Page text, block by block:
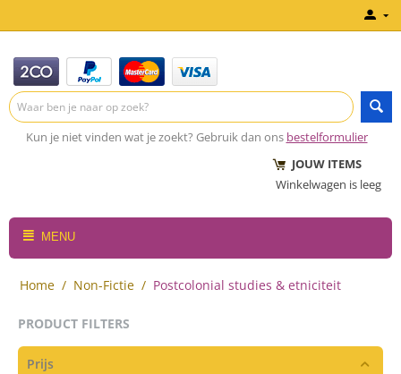
Kun je niet vinden wat je zoekt? Gebruik dan ons bestelformulier
JOUW ITEMS
Winkelwagen is leeg
MENU
Home / Non-Fictie / Postcolonial studies & etniciteit
PRODUCT FILTERS
Prijs